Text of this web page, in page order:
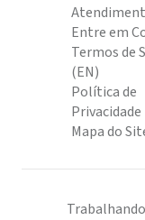
Entre em
Termos de
(EN)
Política de
Privacidade
Mapa do